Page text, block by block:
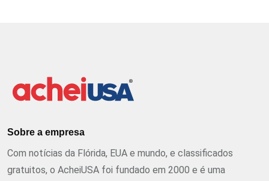
Sobre a empresa
Com notícias da Flórida, EUA e mundo, e classificados
gratuitos, o AcheiUSA foi fundado em 2000 e é uma